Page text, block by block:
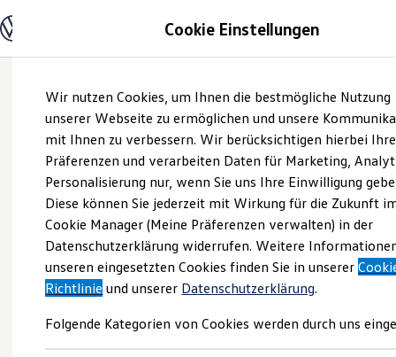
Hauptinhalt
springen
Footer
springen
Modelle und Konfigurator
Modelle vergleichen
Elektroautos
ENERGY Sondermodelle
Nutzfahrzeuge
SUV und CUV
Familienautos
Kombis
Kompaktwagen
Sportwagen
Schnell verfügbare Fahrzeuge
Angebote und Produkte
Aktuelle Angebote
E-Auto-Förderung
Volkswagen Marktplatz
Junge Gebrauchtwagen und Gebrauchtwagen
Cookie Einstellungen
Wir nutzen Cookies, um Ihnen die bestmögliche Nutzung
unserer Webseite zu ermöglichen und unsere
mit Ihnen zu verbessern. Wir berücksichtigen hierbei Ihre
Präferenzen und verarbeiten Daten für Marketing,
Personalisierung nur, wenn Sie uns Ihre Einwilligung
Diese können Sie jederzeit mit Wirkung für die Zukunft
Cookie Manager (Meine Präferenzen verwalten) in der
Datenschutzerklärung widerrufen. Weitere
unseren eingesetzten Cookies finden Sie in unserer
Richtlinie und unserer Datenschutzerklärung.
Folgende Kategorien von Cookies werden durch uns